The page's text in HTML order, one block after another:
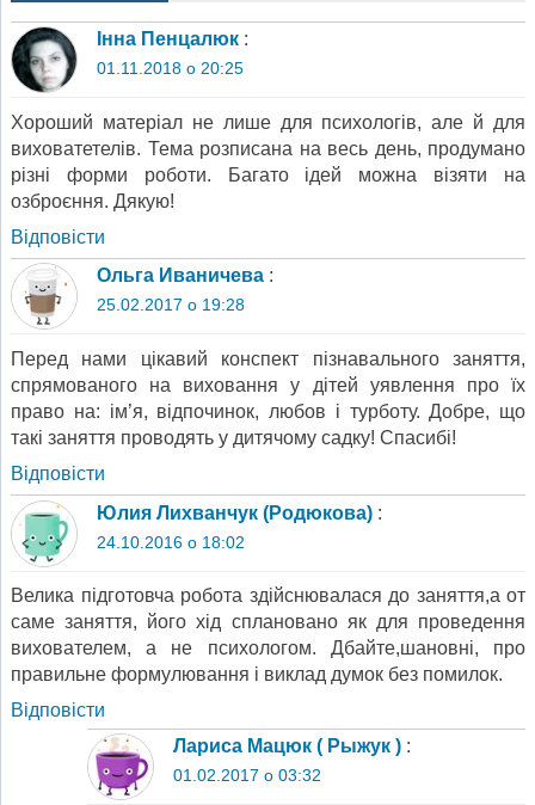
Інна Пенцалюк :
01.11.2018 о 20:25
Хороший матеріал не лише для психологів, але й для
виховатетелів. Тема розписана на весь день, продумано
різні форми роботи. Багато ідей можна візяти на
озброєння. Дякую!
Відповіcти
Ольга Иваничева :
25.02.2017 о 19:28
Перед нами цікавий конспект пізнавального заняття,
спрямованого на виховання у дітей уявлення про їх
право на: ім’я, відпочинок, любов і турботу. Добре, що
такі заняття проводять у дитячому садку! Спасибі!
Відповіcти
Юлия Лихванчук (Родюкова) :
24.10.2016 о 18:02
Велика підготовча робота здійснювалася до заняття,а от
саме заняття, його хід сплановано як для проведення
вихователем, а не психологом. Дбайте,шановні, про
правильне формулювання і виклад думок без помилок.
Відповіcти
Лариса Мацюк ( Рыжук ) :
01.02.2017 о 03:32